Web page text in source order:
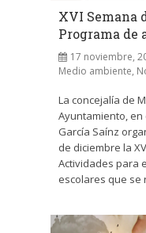
XVI Semana
Programa de
17 noviembre,
Medio ambiente,
La concejalía de
Ayuntamiento, en
García Saínz
de diciembre la
Actividades para
escolares que